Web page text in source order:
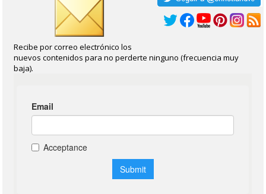
Recibe por correo electrónico los
nuevos contenidos para no perderte ninguno (frecuencia muy
baja).